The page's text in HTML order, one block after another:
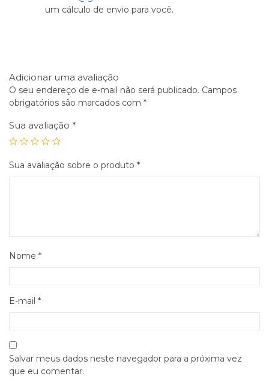
um cálculo de envio para você.
Adicionar uma avaliação
O seu endereço de e-mail não será publicado. Campos
obrigatórios são marcados com *
Sua avaliação *
Sua avaliação sobre o produto *
Nome *
E-mail *
Salvar meus dados neste navegador para a próxima vez
que eu comentar.